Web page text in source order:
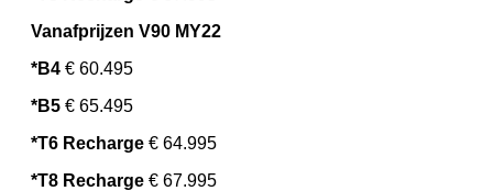
Vanafprijzen V90 MY22
*B4 € 60.495
*B5 € 65.495
*T6 Recharge € 64.995
*T8 Recharge € 67.995